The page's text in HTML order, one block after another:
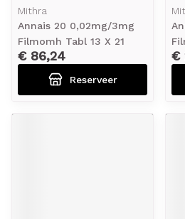
Mithra
Annais 20 0,02mg/3mg
Filmomh Tabl 13 X 21
€ 86,24
Reserveer
€